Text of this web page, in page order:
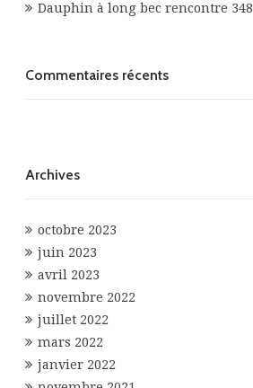
Dauphin à long bec rencontre 348
Commentaires récents
Archives
octobre 2023
juin 2023
avril 2023
novembre 2022
juillet 2022
mars 2022
janvier 2022